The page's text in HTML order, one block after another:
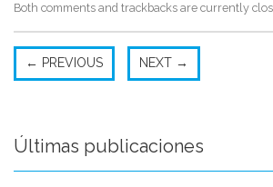
Both comments and trackbacks are currently
← PREVIOUS NEXT →
Últimas publicaciones